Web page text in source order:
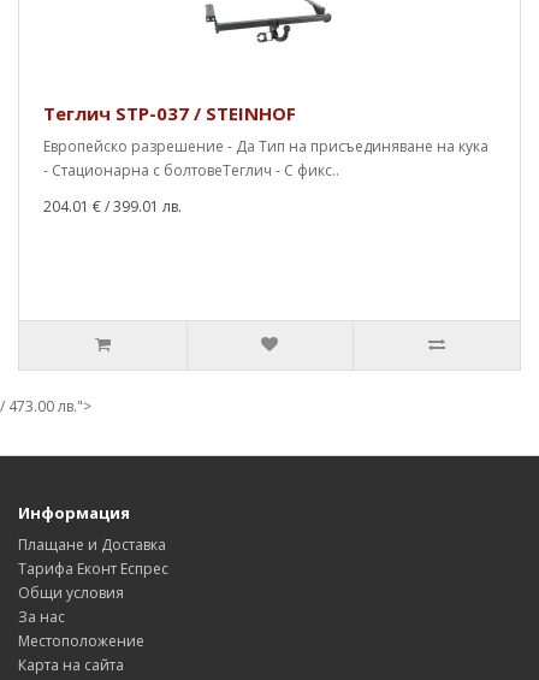
Теглич STP-037 / STEINHOF
Европейско разрешение - Да Тип на присъединяване на кука
- Стационарна с болтовеТеглич - С фикс..
204.01 €/ 399.01 лв.
/ 473.00 лв.">
Информация
Плащане и Доставка
Тарифа Еконт Еспрес
Общи условия
За нас
Местоположение
Карта на сайта